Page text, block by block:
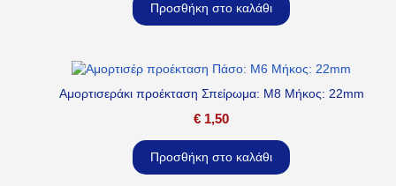
Προσθήκη στο καλάθι
Αμορτισεράκι προέκταση Σπείρωμα: M8 Μήκος: 22mm
€ 1,50
Προσθήκη στο καλάθι